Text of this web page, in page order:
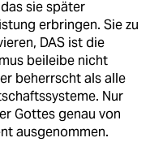
sie später
erbringen. Sie zu
DAS ist die
beileibe nicht
beherrscht als alle
Nur
Gottes genau von
ausgenommen.